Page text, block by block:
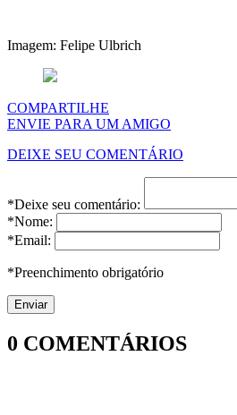
Imagem: Felipe Ulbrich
COMPARTILHE
ENVIE PARA UM AMIGO
DEIXE SEU COMENTÁRIO
*Deixe seu comentário:
*Nome:
*Email:
*Preenchimento obrigatório
0 COMENTÁRIOS